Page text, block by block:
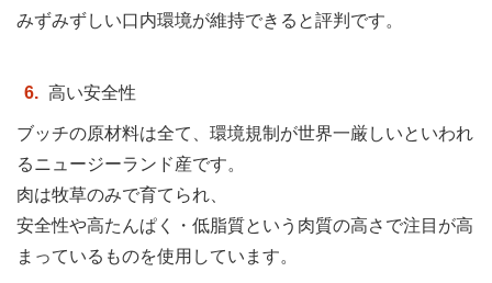
みずみずしい口内環境が維持できると評判です。
高い安全性
ブッチの原材料は全て、環境規制が世界一厳しいといわれ
るニュージーランド産です。
肉は牧草のみで育てられ、
安全性や高たんぱく・低脂質という肉質の高さで注目が高
まっているものを使用しています。